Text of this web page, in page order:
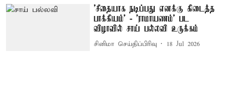
'சீதையாக நடிப்பது எனக்கு கிடைத்த
பாக்கியம்’ - 'ராமாயணம்' பட
விழாவில் சாய் பல்லவி உருக்கம்
சினிமா செய்திப்பிரிவு 18 Jul 2026